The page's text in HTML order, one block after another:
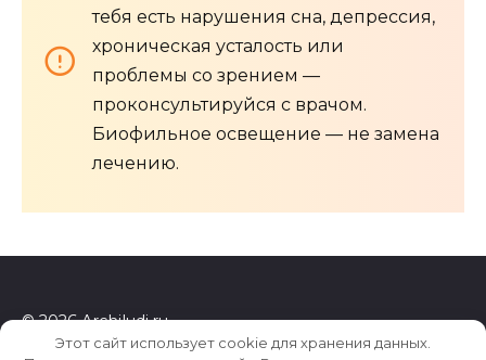
тебя есть нарушения сна, депрессия,
хроническая усталость или
проблемы со зрением —
проконсультируйся с врачом.
Биофильное освещение — не замена
лечению.
© 2026 Archiludi.ru
Этот сайт использует cookie для хранения данных.